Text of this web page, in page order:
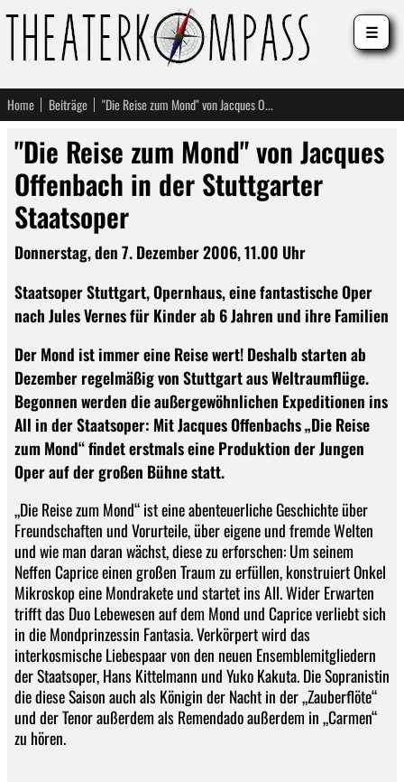
Home Beiträge "Die Reise zum Mond" von Jacques Offenbach in der Stuttgarter Staatsoper
"Die Reise zum Mond" von Jacques
Offenbach in der Stuttgarter
Staatsoper
Donnerstag, den 7. Dezember 2006, 11.00 Uhr
Staatsoper Stuttgart, Opernhaus, eine fantastische Oper
nach Jules Vernes für Kinder ab 6 Jahren und ihre Familien
Der Mond ist immer eine Reise wert! Deshalb starten ab
Dezember regelmäßig von Stuttgart aus Weltraumflüge.
Begonnen werden die außergewöhnlichen Expeditionen ins
All in der Staatsoper: Mit Jacques Offenbachs „Die Reise
zum Mond“ findet erstmals eine Produktion der Jungen
Oper auf der großen Bühne statt.
„Die Reise zum Mond“ ist eine abenteuerliche Geschichte über
Freundschaften und Vorurteile, über eigene und fremde Welten
und wie man daran wächst, diese zu erforschen: Um seinem
Neffen Caprice einen großen Traum zu erfüllen, konstruiert Onkel
Mikroskop eine Mondrakete und startet ins All. Wider Erwarten
trifft das Duo Lebewesen auf dem Mond und Caprice verliebt sich
in die Mondprinzessin Fantasia. Verkörpert wird das
interkosmische Liebespaar von den neuen Ensemblemitgliedern
der Staatsoper, Hans Kittelmann und Yuko Kakuta. Die Sopranistin
die diese Saison auch als Königin der Nacht in der „Zauberflöte“
und der Tenor außerdem als Remendado außerdem in „Carmen“
zu hören.
☰